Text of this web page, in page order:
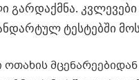
კვლევები
ტესტებში